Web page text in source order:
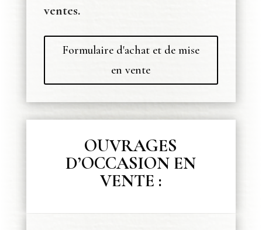
ventes.
Formulaire d'achat et de mise
en vente
OUVRAGES
D’OCCASION EN
VENTE :